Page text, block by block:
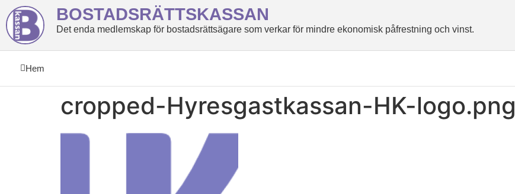
BOSTADSRÄTTSKASSAN
Det enda medlemskap för bostadsrättsägare som verkar för mindre ekonomisk påfrestning och vinst.
Hem
cropped-Hyresgastkassan-HK-logo.png